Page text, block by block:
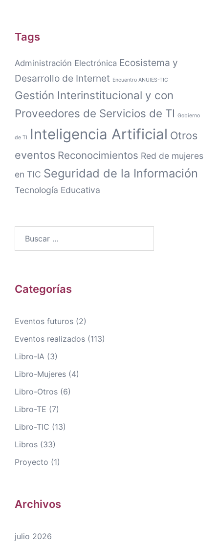
Tags
Administración Electrónica Ecosistema y
Desarrollo de Internet Encuentro ANUIES-TIC
Gestión Interinstitucional y con
Proveedores de Servicios de TI Gobierno
de TI Inteligencia Artificial Otros
eventos Reconocimientos Red de mujeres
en TIC Seguridad de la Información
Tecnología Educativa
Categorías
Eventos futuros (2)
Eventos realizados (113)
Libro-IA (3)
Libro-Mujeres (4)
Libro-Otros (6)
Libro-TE (7)
Libro-TIC (13)
Libros (33)
Proyecto (1)
Archivos
julio 2026